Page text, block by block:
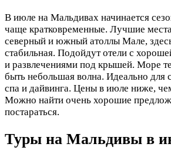
В июле на Мальдивах начинается
чаще кратковременные. Лучшие
северный и южный атоллы Мале,
стабильная. Подойдут отели с
и развлечениями под крышей. Море
быть небольшая волна. Идеально для
спа и дайвинга. Цены в июле ниже,
Можно найти очень хорошие
постараться.
Туры на Мальдивы в